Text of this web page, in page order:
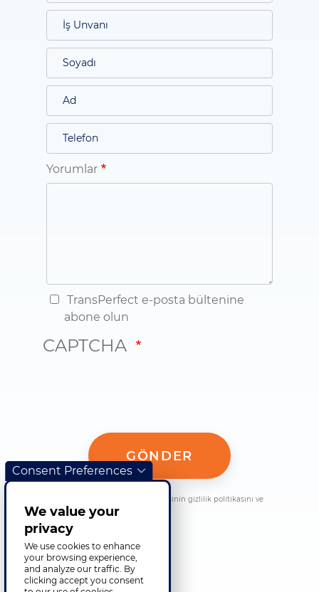
Yorumlar
TransPerfect e-posta bültenine
abone olun
CAPTCHA
Bu formu göndererek, bu web sitesinin gizlilik politikasını ve
koşullarını kabul etmiş olursunuz.
Consent Preferences
We value your
privacy
We use cookies to enhance
your browsing experience,
and analyze our traffic. By
clicking accept you consent